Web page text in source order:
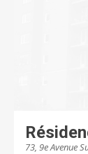
73, 9e Avenue